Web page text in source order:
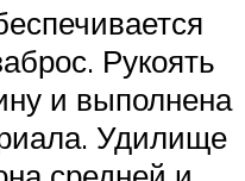
Рукоять
и выполнена
Удилище